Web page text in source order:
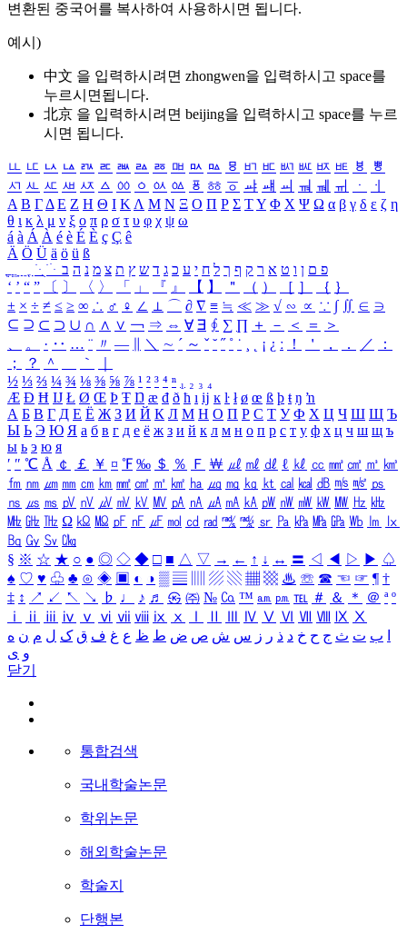
변환된 중국어를 복사하여 사용하시면 됩니다.
예시)
中文 을 입력하시려면 zhongwen을 입력하시고 space를
누르시면됩니다.
北京 을 입력하시려면 beijing을 입력하시고 space를 누르
시면 됩니다.
ㅥ ㅦ ㅧ ㅨ ㅩ ㅪ ㅫ ㅬ ㅭ ㅮ ㅯ ㅰ ㅱ ㅲ ㅳ ㅴ ㅵ ㅶ ㅷ ㅸ
ㅹ
ㅺ ㅻ ㅼ ㅽ ㅾ ㅿ ㆀ ㆁ ㆂ ㆃ ㆄ ㆅ ㆆ ㆇ ㆈ ㆉ ㆊ ㆋ ㆌ ㆍ
ㆎ
Α Β ΓΔ Ε Ζ Η Θ Ι ΚΛ Μ Ν Ξ Ο Π Ρ Σ ΤΥ Φ Χ Ψ Ω α β γ δ ε ζ η
θ ι κ λ μ ν ξ ο π ρ σ τ υ φ χ ψ ω
á à Á À é è É È ç Ç ê
Ä Ö Ü ä ö ü ß
ִֶֹ ֻּ ׁׂ פ ם ן ו ט א ר ק ף ך ל ח י ע כ ג ד ש ץ ת צ מ נ ה ב
‘ ’ “ ” 〔 〕 〈 〉 「 」 『 』 【 】 ＂ （ ） ［ ］ ｛ ｝
± × ÷ ≠ ≤ ≥ ∞ ∴ ♂ ♀ ∠ ⊥ ⌒ ∂ ∇ ≡ ≒ ≪ ≫ √ ∽ ∝ ∵ ∫ ∬ ∈ ∋
⊆ ⊇ ⊂ ⊃ ∪ ∩ ∧ ∨ ￢ ⇒ ⇔ ∀ ∃ ∮ ∑ ∏ ＋ － ＜ ＝
＞
、
。 · ‥ … ¨ 〃 ― ＼ ∼ ´ ～ ˇ ˘ ˝ ˚ ˙ ¸ ¡ ¿ ː ！ ＇ ， ． ／
：
；
？ ＾ ｀
½ ⅓ ⅔ ¼ ¾ ⅛ ⅜ ⅝ ⅞ ¹ ² ³ ⁴ ⁿ ₁ ₂ ₃ ₄
Æ Ð Ħ Ĳ Ł Ø Œ Þ Ŧ Ŋ æ đ ð ħ ı ĳ ĸ ŀ ł ø œ ß þ ŧ ŋ ŉ
А Б В Г Д Е Ё Ж З И Й К Л М Н О П Р С Т У Ф Х Ц Ч Ш Щ Ъ
Ы Ь Э Ю Я а б в г д е ё ж з и й к л м н о п р с т у ф х ц ч ш щ ъ
ы ь э ю я
′ ″ ℃ Å ￠ ￡ ￥ ¤ ℉ ‰ ＄ ％ Ｆ ￦ ㎕ ㎖ ㎗ ℓ ㎘ ㏄ ㎣ ㎤ ㎥ ㎦
㎙ ㎚ ㎛ ㎜ ㎝ ㎞ ㎟ ㎠ ㎡ ㎢ ㏊ ㎍ ㎎ ㎏ ㏏ ㎈ ㎉ ㏈ ㎧ ㎨ ㎰
㎱ ㎲ ㎳ ㎴ ㎵ ㎶ ㎷ ㎸ ㎹ ㎀ ㎁ ㎂ ㎃ ㎄ ㎺ ㎻ ㎽ ㎾ ㎿ ㎐ ㎑
㎒ ㎓ ㎔ Ω ㏀ ㏁ ㎊ ㎋ ㎌ ㏖ ㏅ ㎭ ㎮ ㎯ ㏛ ㎩ ㎪ ㎫ ㎬ ㏝ ㏐
㏓
㏃ ㏉ ㏜ ㏆
§ ※ ☆ ★ ○ ● ◎ ◇ ◆ □ ■ △ ▽ → ← ↑ ↓ ↔ 〓 ◁ ◀ ▷ ▶ ♤
♠ ♡ ♥ ♧ ♣ ⊙ ◈ ▣ ◐ ◑ ▒ ▤ ▨ ▧ ▦ ▩ ♨ ☏ ☎ ☜ ☞ ¶ †
‡ ↕ ↗ ↙ ↖ ↘ ♭ ♩ ♪ ♬ ㉿ ㈜ № ㏇ ™ ㏂ ㏘ ℡ ＃ ＆ ＊ ＠ ª º
ⅰ
ⅱ ⅲ ⅳ ⅴ ⅵ ⅶ ⅷ ⅸ ⅹ Ⅳ Ⅴ Ⅵ Ⅶ Ⅷ Ⅸ Ⅹ
ب ت ث ج ح خ د ذ ر ز س ش ص ض ط ظ ع غ ف ق ک ل م ن ه
و ی
닫기
통합검색
국내학술논문
학위논문
해외학술논문
학술지
단행본